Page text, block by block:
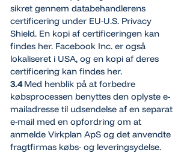
sikret gennem databehandlerens
certificering under EU-U.S. Privacy
Shield. En kopi af certificeringen kan
findes her. Facebook Inc. er også
lokaliseret i USA, og en kopi af deres
certificering kan findes her.
3.4Med henblik på at forbedre
købsprocessen benyttes den oplyste e-
mailadresse til udsendelse af en separat
e-mail med en opfordring om at
anmelde Virkplan ApS og det anvendte
fragtfirmas købs- og leveringsydelse.